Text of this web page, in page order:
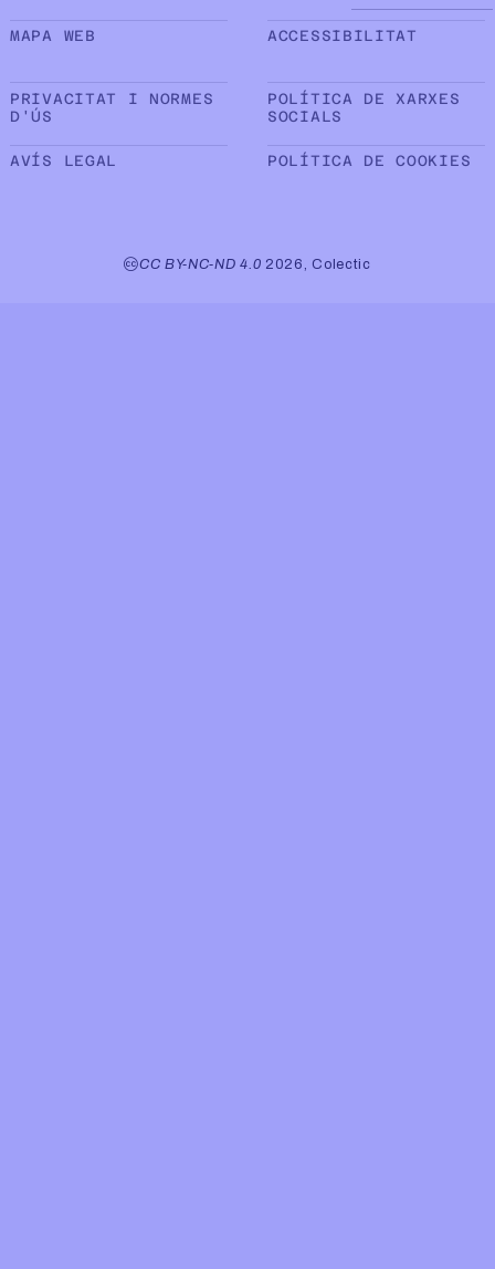
Sub peu de pàgina
MAPA WEB ACCESSIBILITAT
PRIVACITAT I NORMES
D'ÚS
POLÍTICA DE XARXES
SOCIALS
AVÍS LEGAL POLÍTICA DE COOKIES
CC BY-NC-ND 4.0 2026, Colectic